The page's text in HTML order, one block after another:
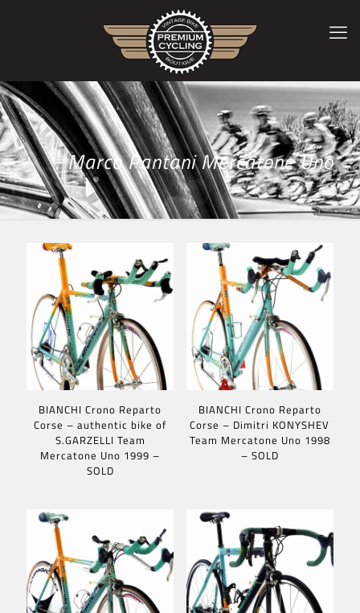
Marco Pantani Mercatone Uno
BIANCHI Crono Reparto
Corse – authentic bike of
S.GARZELLI Team
Mercatone Uno 1999 –
SOLD
BIANCHI Crono Reparto
Corse – Dimitri KONYSHEV
Team Mercatone Uno 1998
– SOLD